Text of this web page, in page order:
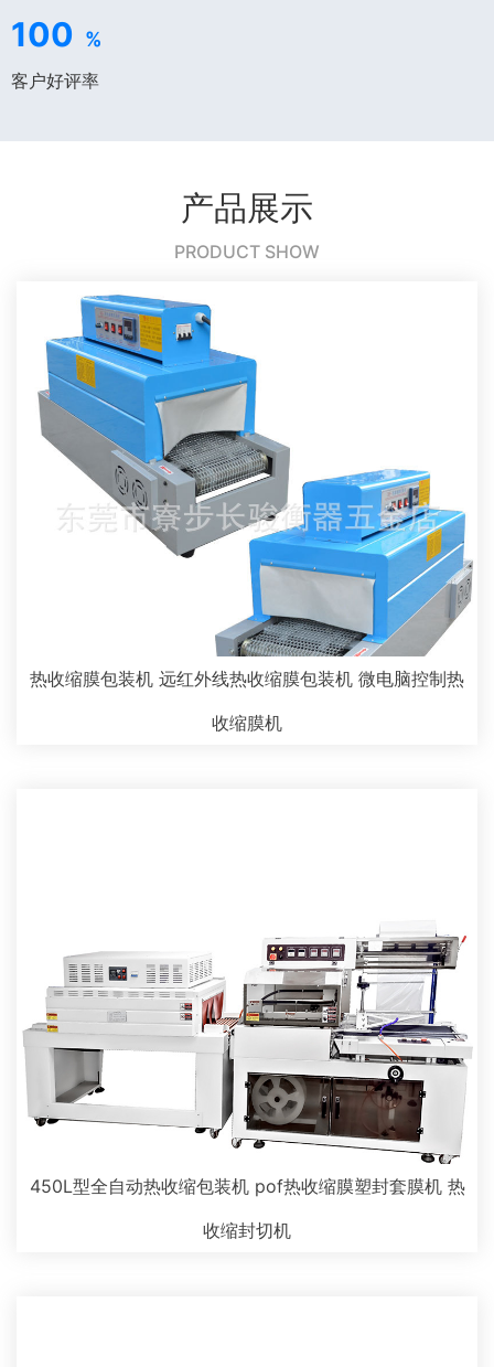
100 %
客户好评率
产品展示
PRODUCT SHOW
热收缩膜包装机 远红外线热收缩膜包装机 微电脑控制热
收缩膜机
450L型全自动热收缩包装机 pof热收缩膜塑封套膜机 热
收缩封切机